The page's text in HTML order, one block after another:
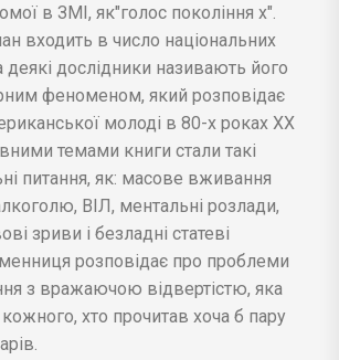
в ЗМІ, як"голос покоління х".
входить в число національних
деякі дослідники називають його
феноменом, який розповідає
молоді в 80-х роках XX
темами книги стали такі
питання, як: масове вживання
ВІЛ, ментальні розлади,
зриви і безладні статеві
розповідає про проблеми
з вражаючою відвертістю, яка
хто прочитав хоча б пару